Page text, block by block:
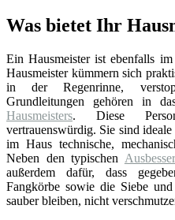
Was bietet Ihr
Ein Hausmeister ist ebenfalls
Hausmeister kümmern sich
in der Regenrinne,
Grundleitungen gehören in
Hausmeisters. Diese
vertrauenswürdig. Sie sind
im Haus technische,
Neben den typischen
außerdem dafür, dass
Fangkörbe sowie die Siebe
sauber bleiben, nicht